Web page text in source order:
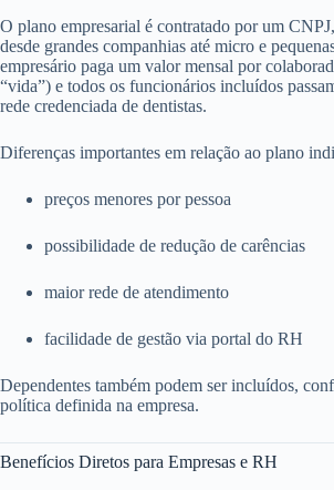
O plano empresarial é contratado por um
desde grandes companhias até micro e
empresário paga um valor mensal por
“vida”) e todos os funcionários incluídos
rede credenciada de dentistas.
Diferenças importantes em relação ao plano
preços menores por pessoa
possibilidade de redução de carências
maior rede de atendimento
facilidade de gestão via portal do RH
Dependentes também podem ser incluídos,
política definida na empresa.
Benefícios Diretos para Empresas e RH